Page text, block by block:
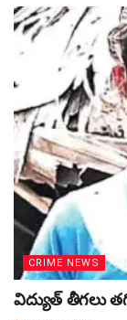
CRIME NEWS
విద్యుత్‌ తీగలు